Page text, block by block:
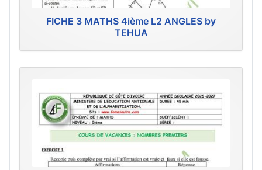
FICHE 3 MATHS 4ième L2 ANGLES by
TEHUA